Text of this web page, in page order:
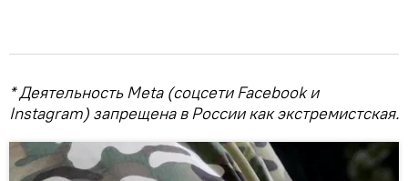
* Деятельность Meta (соцсети Facebook и
Instagram) запрещена в России как экстремистская.